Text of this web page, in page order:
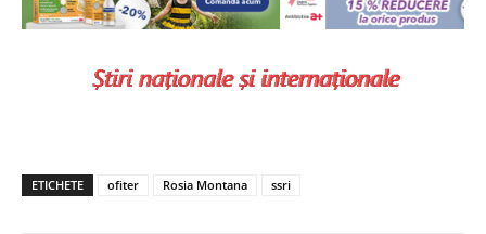
ETICHETE ofiter Rosia Montana ssri